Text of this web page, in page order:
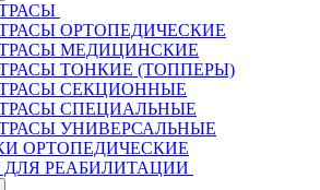
ОРТОПЕДИЧЕСКИЕ
МЕДИЦИНСКИЕ
ТОНКИЕ (ТОППЕРЫ)
СЕКЦИОННЫЕ
СПЕЦИАЛЬНЫЕ
УНИВЕРСАЛЬНЫЕ
ОРТОПЕДИЧЕСКИЕ
РЕАБИЛИТАЦИИ